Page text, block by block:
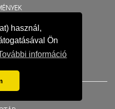
használ,
Ön
információ
KÁPOLNÁK